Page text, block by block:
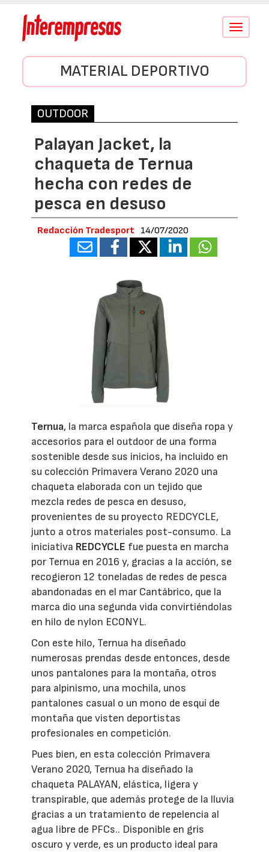
Conmutar
MATERIAL DEPORTIVO
OUTDOOR
Palayan Jacket, la
chaqueta de Ternua
hecha con redes de
pesca en desuso
Redacción Tradesport 14/07/2020
Ternua, la marca española que diseña ropa y
accesorios para el outdoor de una forma
sostenible desde sus inicios, ha incluido en
su colección Primavera Verano 2020 una
chaqueta elaborada con un tejido que
mezcla redes de pesca en desuso,
provenientes de su proyecto REDCYCLE,
junto a otros materiales post-consumo. La
iniciativa REDCYCLE fue puesta en marcha
por Ternua en 2016 y, gracias a la acción, se
recogieron 12 toneladas de redes de pesca
abandonadas en el mar Cantábrico, que la
marca dio una segunda vida convirtiéndolas
en hilo de nylon ECONYL.
Con este hilo, Ternua ha diseñado
numerosas prendas desde entonces, desde
unos pantalones para la montaña, otros
para alpinismo, una mochila, unos
pantalones casual o un mono de esquí de
montaña que visten deportistas
profesionales en competición.
Pues bien, en esta colección Primavera
Verano 2020, Ternua ha diseñado la
chaqueta PALAYAN, elástica, ligera y
transpirable, que además protege de la lluvia
gracias a un tratamiento de repelencia al
agua libre de PFCs.. Disponible en gris
oscuro y verde, es un producto ideal para